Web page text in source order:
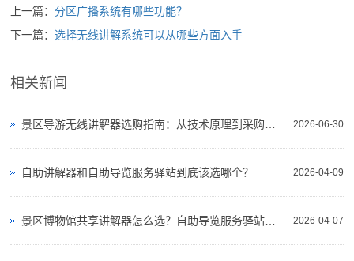
上一篇：分区广播系统有哪些功能？
下一篇：选择无线讲解系统可以从哪些方面入手
相关新闻
2026-06-30
2026-04-09
自助讲解器和自助导览服务驿站到底该选哪个？
2026-04-07